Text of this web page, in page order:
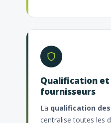
Qualification
fournisseurs
La qualification
centralise toutes les